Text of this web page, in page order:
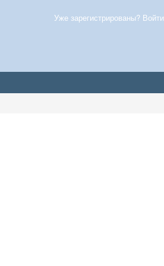
Уже зарегистрированы? Войти